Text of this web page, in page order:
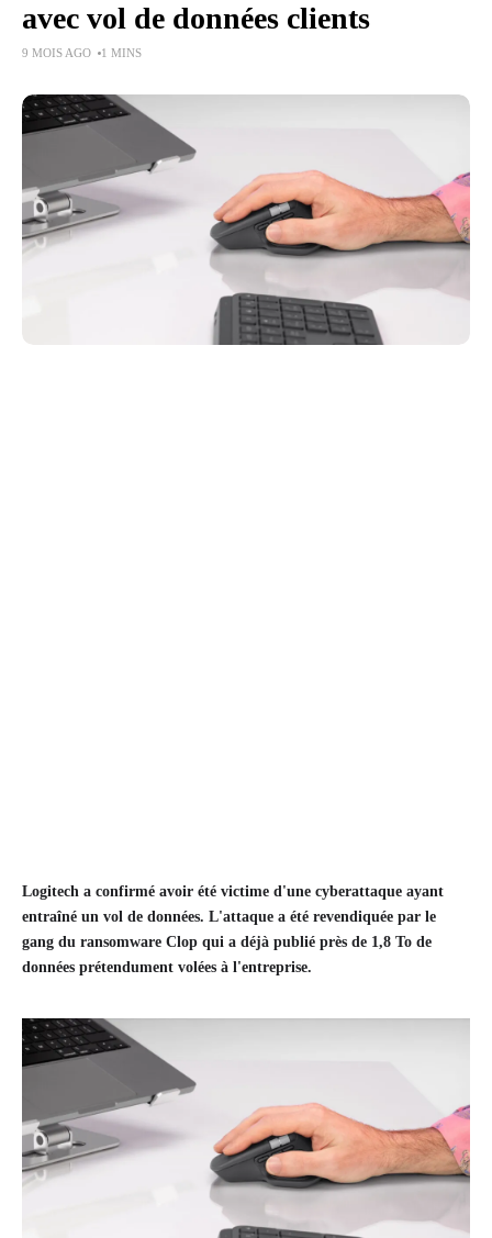
avec vol de données clients
9 MOIS AGO 1 MINS
Logitech a confirmé avoir été victime d'une cyberattaque ayant
entraîné un vol de données. L'attaque a été revendiquée par le
gang du ransomware Clop qui a déjà publié près de 1,8 To de
données prétendument volées à l'entreprise.